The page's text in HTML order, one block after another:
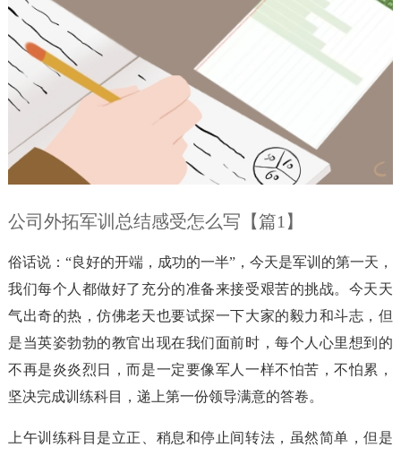
公司外拓军训总结感受怎么写【篇1】
俗话说：“良好的开端，成功的一半”，今天是军训的第一天，
我们每个人都做好了充分的准备来接受艰苦的挑战。今天天
气出奇的热，仿佛老天也要试探一下大家的毅力和斗志，但
是当英姿勃勃的教官出现在我们面前时，每个人心里想到的
不再是炎炎烈日，而是一定要像军人一样不怕苦，不怕累，
坚决完成训练科目，递上第一份领导满意的答卷。
上午训练科目是立正、稍息和停止间转法，虽然简单，但是